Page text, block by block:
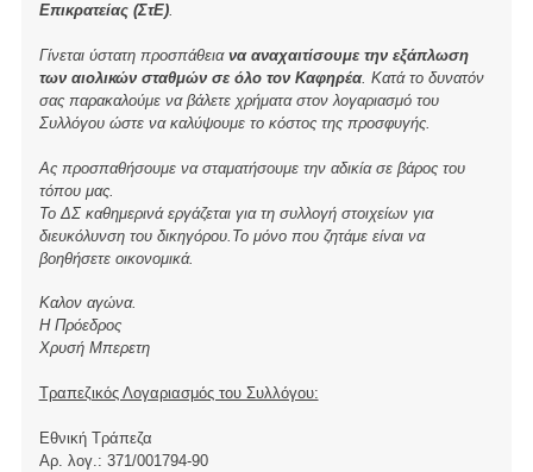
Επικρατείας (ΣτΕ).
Γίνεται ύστατη προσπάθεια να αναχαιτίσουμε την εξάπλωση
των αιολικών σταθμών σε όλο τον Καφηρέα. Κατά το δυνατόν
σας παρακαλούμε να βάλετε χρήματα στον λογαριασμό του
Συλλόγου ώστε να καλύψουμε το κόστος της προσφυγής.
Ας προσπαθήσουμε να σταματήσουμε την αδικία σε βάρος του
τόπου μας.
Το ΔΣ καθημερινά εργάζεται για τη συλλογή στοιχείων για
διευκόλυνση του δικηγόρου.Το μόνο που ζητάμε είναι να
βοηθήσετε οικονομικά.
Καλον αγώνα.
Η Πρόεδρος
Χρυσή Μπερετη
Τραπεζικός Λογαριασμός του Συλλόγου:
Εθνική Τράπεζα
Αρ. λογ.: 371/001794-90